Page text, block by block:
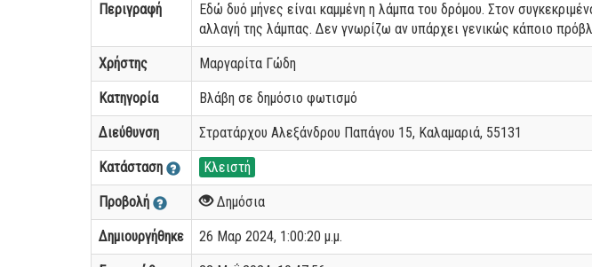
Περιγραφή
Εδώ δυό μήνες είναι καμμένη η λάμπα του δρόμου. Στον
αλλαγή της λάμπας. Δεν γνωρίζω αν υπάρχει γενικώς κάποιο
Χρήστης Μαργαρίτα Γώδη
Κατηγορία Βλάβη σε δημόσιο φωτισμό
Διεύθυνση Στρατάρχου Αλεξάνδρου Παπάγου 15, Καλαμαριά, 55131
Κατάσταση Κλειστή
Προβολή Δημόσια
Δημιουργήθηκε 26 Μαρ 2024, 1:00:20 μ.μ.